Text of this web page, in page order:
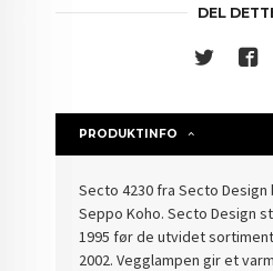
DEL
PRODUKTINFO
Secto 4230 fra Secto
Seppo Koho. Secto Design
1995 før de utvidet
2002. Vegglampen gir et